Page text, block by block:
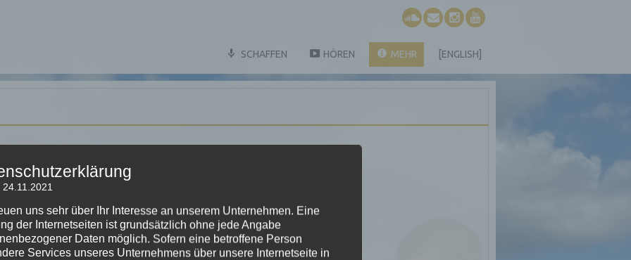
SCHAFFEN HÖREN MEHR [ENGLISH]
24.11.2021
uns sehr über Ihr Interesse an unserem Unternehmen. Eine
der Internetseiten ist grundsätzlich ohne jede Angabe
Daten möglich. Sofern eine betroffene Person
Services unseres Unternehmens über unsere Internetseite in